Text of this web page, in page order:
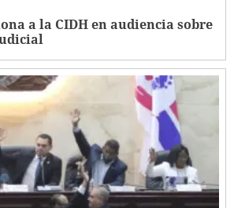
a la CIDH en audiencia sobre